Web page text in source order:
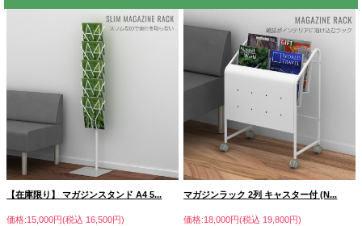
【在庫限り】 マガジンスタンド A4 5...
価格:15,000円(税込 16,500円)
マガジンラック 2列 キャスター付 (N...
価格:18,000円(税込 19,800円)